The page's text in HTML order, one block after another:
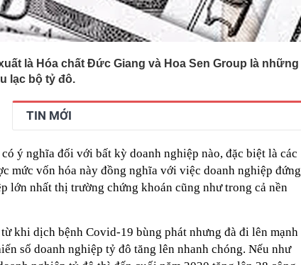
là Hóa chất Đức Giang và Hoa Sen Group là những
lạc bộ tỷ đô.
TIN MỚI
ý nghĩa đối với bất kỳ doanh nghiệp nào, đặc biệt là các
mức vốn hóa này đồng nghĩa với việc doanh nghiệp đứng
lớn nhất thị trường chứng khoán cũng như trong cả nền
khi dịch bệnh Covid-19 bùng phát nhưng đà đi lên mạnh
số doanh nghiệp tỷ đô tăng lên nhanh chóng. Nếu như